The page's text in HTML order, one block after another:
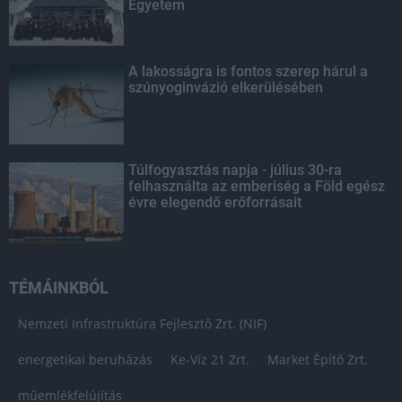
Egyetem
A lakosságra is fontos szerep hárul a
szúnyoginvázió elkerülésében
Túlfogyasztás napja - július 30-ra
felhasználta az emberiség a Föld egész
évre elegendő erőforrásait
TÉMÁINKBÓL
Nemzeti Infrastruktúra Fejlesztő Zrt. (NIF)
energetikai beruházás Ke-Víz 21 Zrt. Market Építő Zrt.
műemlékfelújítás